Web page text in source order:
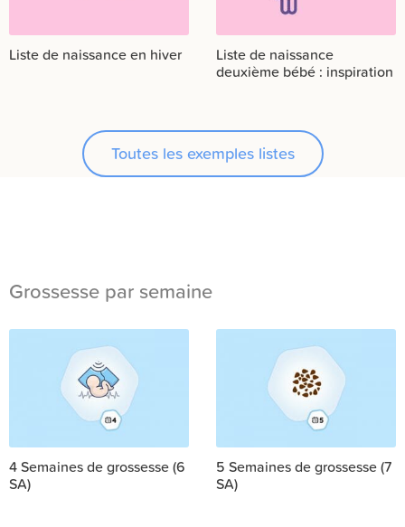
Liste de naissance en hiver Liste de naissance
deuxième bébé : inspiration
Toutes les exemples listes
Grossesse par semaine
4 Semaines de grossesse (6
SA)
5 Semaines de grossesse (7
SA)